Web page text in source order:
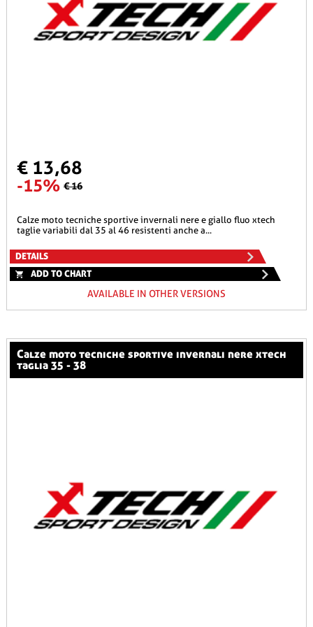
€ 13,68
-15% € 16
calze moto tecniche sportive invernali nere e giallo fluo xtech
taglie variabili dal 35 al 46 resistenti anche a...
DETAILS
ADD TO CHART
AVAILABLE IN OTHER VERSIONS
calze moto tecniche sportive invernali nere xtech
taglia 35 - 38